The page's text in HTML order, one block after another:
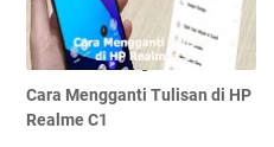
Cara Mengganti Tulisan di HP
Realme C1